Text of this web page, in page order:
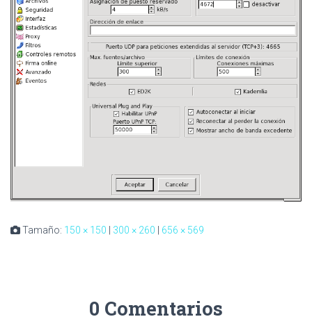
Tamaño: 150 × 150 | 300 × 260 | 656 × 569
0 Comentarios